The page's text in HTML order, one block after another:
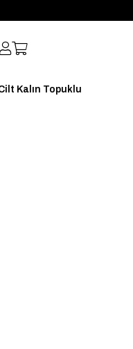
Kalın Topuklu